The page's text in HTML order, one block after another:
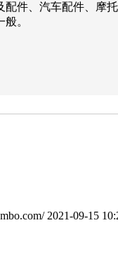
件、汽车配件、摩
。
2021-09-15